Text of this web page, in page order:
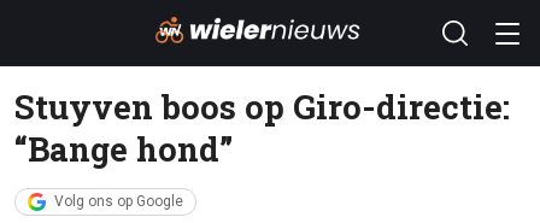
Stuyven boos op Giro-directie:
“Bange hond”
Volg ons op Google